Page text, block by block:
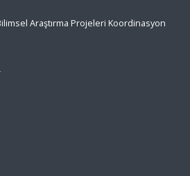
Araştırma Projeleri Koordinasyon